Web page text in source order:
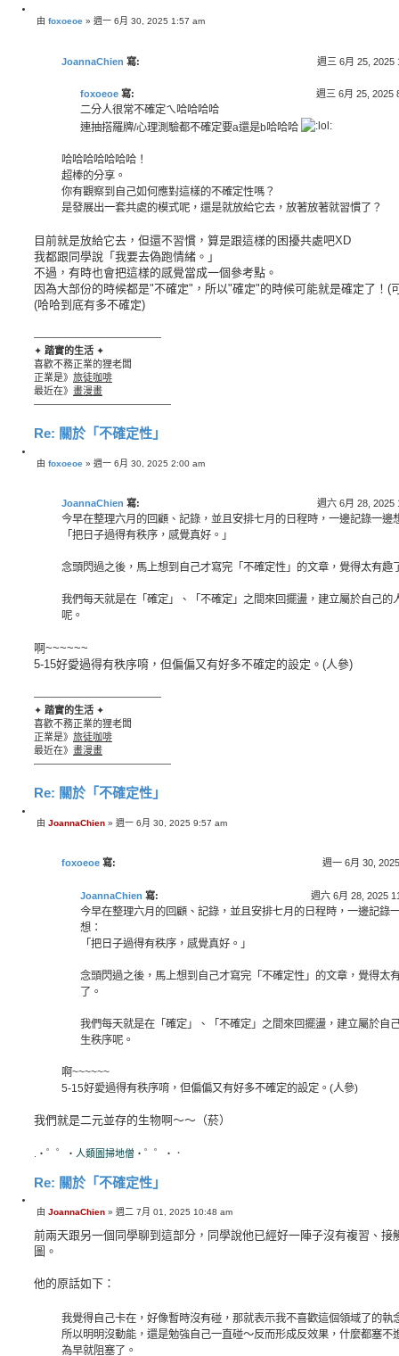
引由 foxoeoe » 週一 6月 30, 2025 1:57 am
JoannaChien 寫: 週三 6月 25, 2025
foxoeoe 寫: 週三 6月 25, 2025
二分人很常不確定ㄟ哈哈哈哈
連抽搭羅牌/心理測驗都不確定要a還是b哈哈哈
哈哈哈哈哈哈哈！
超棒的分享。
你有觀察到自己如何應對這樣的不確定性嗎？
是發展出一套共處的模式呢，還是就放給它去，放著放著就習慣了？
目前就是放給它去，但還不習慣，算是跟這樣的困擾共處吧XD
我都跟同學說「我要去偽跑情緒。」
不過，有時也會把這樣的感覺當成一個參考點。
因為大部份的時候都是"不確定"，所以"確定"的時候可能就是確定了！(
(哈哈到底有多不確定)
—————————————
✦ 踏實的生活 ✦
喜歡不務正業的狸老闆
正業是》 旅徒咖啡
最近在》 畫漫畫
——————————————
Re: 關於「不確定性」
引
文
由 foxoeoe » 週一 6月 30, 2025 2:00 am
JoannaChien 寫: 週六 6月 28, 2025
今早在整理六月的回顧、記錄，並且安排七月的日程時，一邊記錄一邊
「把日子過得有秩序，感覺真好。」
念頭閃過之後，馬上想到自己才寫完「不確定性」的文章，覺得太有趣
我們每天就是在「確定」、「不確定」之間來回擺盪，建立屬於自己的
呢。
啊~~~~~~
5-15好愛過得有秩序唷，但偏偏又有好多不確定的設定。(人參)
—————————————
✦ 踏實的生活 ✦
喜歡不務正業的狸老闆
正業是》 旅徒咖啡
最近在》 畫漫畫
——————————————
Re: 關於「不確定性」
引
文
由 JoannaChien » 週一 6月 30, 2025 9:57 am
foxoeoe 寫: 週一 6月 30,
JoannaChien 寫: 週六 6月 28, 2025
今早在整理六月的回顧、記錄，並且安排七月的日程時，一邊記錄
想：
「把日子過得有秩序，感覺真好。」
念頭閃過之後，馬上想到自己才寫完「不確定性」的文章，覺得太
了。
我們每天就是在「確定」、「不確定」之間來回擺盪，建立屬於自
生秩序呢。
啊~~~~~~
5-15好愛過得有秩序唷，但偏偏又有好多不確定的設定。(人參)
我們就是二元並存的生物啊～～（菸）
.・゜゜・ 人類圖掃地僧 ・゜゜・．
Re: 關於「不確定性」
引
章
由 JoannaChien » 週二 7月 01, 2025 10:48 am
前兩天跟另一個同學聊到這部分，同學說他已經好一陣子沒有複習、接
圖。
他的原話如下：
我覺得自己卡在，好像暫時沒有碰，那就表示我不喜歡這個領域了的執
所以明明沒動能，還是勉強自己一直碰～反而形成反效果，什麼都塞不
為早就阻塞了。